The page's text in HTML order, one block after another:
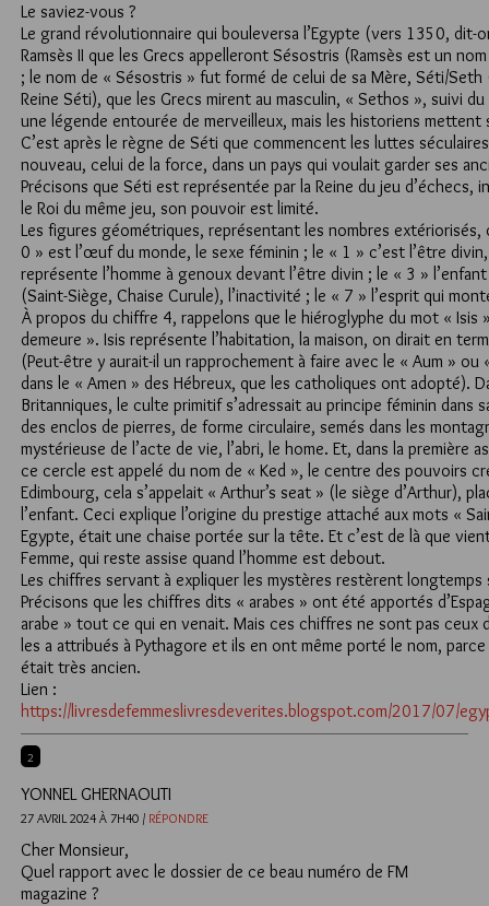
Le saviez-vous ?
Le grand révolutionnaire qui bouleversa l’Egypte (vers 1350, dit-
Ramsès II que les Grecs appelleront Sésostris (Ramsès est un
; le nom de « Sésostris » fut formé de celui de sa Mère, Séti/
Reine Séti), que les Grecs mirent au masculin, « Sethos », suivi
une légende entourée de merveilleux, mais les historiens mettent
C’est après le règne de Séti que commencent les luttes
nouveau, celui de la force, dans un pays qui voulait garder ses
Précisons que Séti est représentée par la Reine du jeu d’échecs,
le Roi du même jeu, son pouvoir est limité.
Les figures géométriques, représentant les nombres
0 » est l’œuf du monde, le sexe féminin ; le « 1 » c’est l’être
représente l’homme à genoux devant l’être divin ; le « 3 »
(Saint-Siège, Chaise Curule), l’inactivité ; le « 7 » l’esprit qui
À propos du chiffre 4, rappelons que le hiéroglyphe du mot « Isis
demeure ». Isis représente l’habitation, la maison, on dirait en
(Peut-être y aurait-il un rapprochement à faire avec le « Aum » ou
dans le « Amen » des Hébreux, que les catholiques ont adopté).
Britanniques, le culte primitif s’adressait au principe féminin
des enclos de pierres, de forme circulaire, semés dans les
mystérieuse de l’acte de vie, l’abri, le home. Et, dans la première
ce cercle est appelé du nom de « Ked », le centre des pouvoirs
Edimbourg, cela s’appelait « Arthur’s seat » (le siège d’Arthur),
l’enfant. Ceci explique l’origine du prestige attaché aux mots «
Egypte, était une chaise portée sur la tête. Et c’est de là que
Femme, qui reste assise quand l’homme est debout.
Les chiffres servant à expliquer les mystères restèrent longtemps
Précisons que les chiffres dits « arabes » ont été apportés
arabe » tout ce qui en venait. Mais ces chiffres ne sont pas ceux
les a attribués à Pythagore et ils en ont même porté le nom,
était très ancien.
Lien :
https://livresdefemmeslivresdeverites.blogspot.com/2017/07/
2
YONNEL GHERNAOUTI
27 AVRIL 2024 À 7H40 / RÉPONDRE
Cher Monsieur,
Quel rapport avec le dossier de ce beau numéro de FM
magazine ?